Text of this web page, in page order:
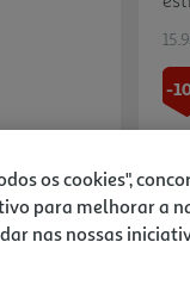
-
os cookies",
para melhorar a
nas nossas